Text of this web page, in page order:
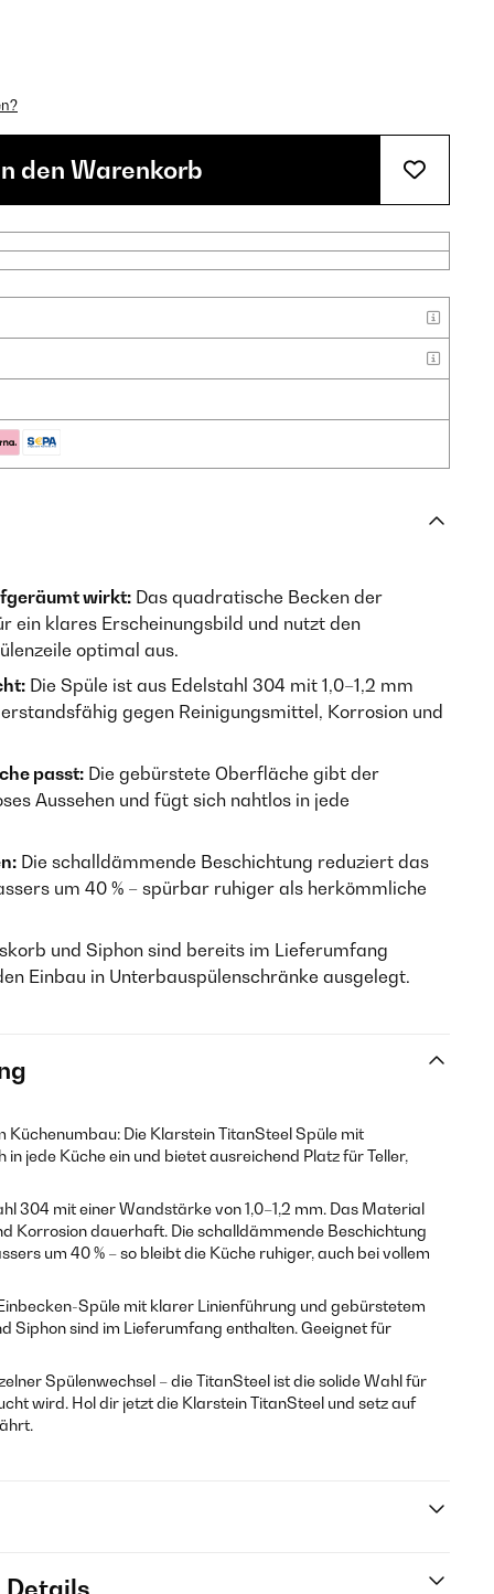
den Warenkorb
wirkt: Das quadratische Becken der
ein klares Erscheinungsbild und nutzt den
optimal aus.
Die Spüle ist aus Edelstahl 304 mit 1,0–1,2 mm
gegen Reinigungsmittel, Korrosion und
passt: Die gebürstete Oberfläche gibt der
Aussehen und fügt sich nahtlos in jede
Die schalldämmende Beschichtung reduziert das
um 40 % – spürbar ruhiger als herkömmliche
und Siphon sind bereits im Lieferumfang
Einbau in Unterbauspülenschränke ausgelegt.
Küchenumbau: Die Klarstein TitanSteel Spüle mit
jede Küche ein und bietet ausreichend Platz für Teller,
304 mit einer Wandstärke von 1,0–1,2 mm. Das Material
Korrosion dauerhaft. Die schalldämmende Beschichtung
um 40 % – so bleibt die Küche ruhiger, auch bei vollem
Spüle mit klarer Linienführung und gebürstetem
Siphon sind im Lieferumfang enthalten. Geeignet für
Spülenwechsel – die TitanSteel ist die solide Wahl für
wird. Hol dir jetzt die Klarstein TitanSteel und setz auf